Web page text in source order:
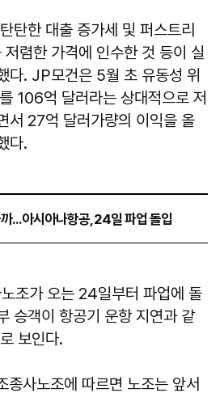
탄한 대출 증가세 및 퍼스트리
렴한 가격에 인수한 것 등이 실
다. JP모건은 5월 초 유동성 위
106억 달러라는 상대적으로 저
서 27억 달러가량의 이익을 올
다.
...아시아나항공, 24일 파업 돌입
조가 오는 24일부터 파업에 돌
승객이 항공기 운항 지연과 같
보인다.
종사노조에 따르면 노조는 앞서